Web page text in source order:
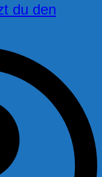
du den